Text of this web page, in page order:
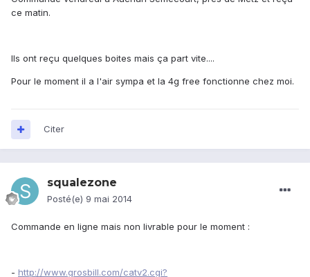
ce matin.
Ils ont reçu quelques boites mais ça part vite....
Pour le moment il a l'air sympa et la 4g free fonctionne chez moi.
Citer
squalezone
Posté(e) 9 mai 2014
Commande en ligne mais non livrable pour le moment :
- http://www.grosbill.com/catv2.cgi?